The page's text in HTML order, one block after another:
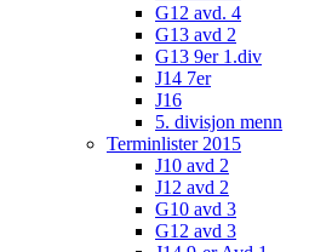
G12 avd. 4
G13 avd 2
G13 9er 1.div
J14 7er
J16
5. divisjon menn
Terminlister 2015
J10 avd 2
J12 avd 2
G10 avd 3
G12 avd 3